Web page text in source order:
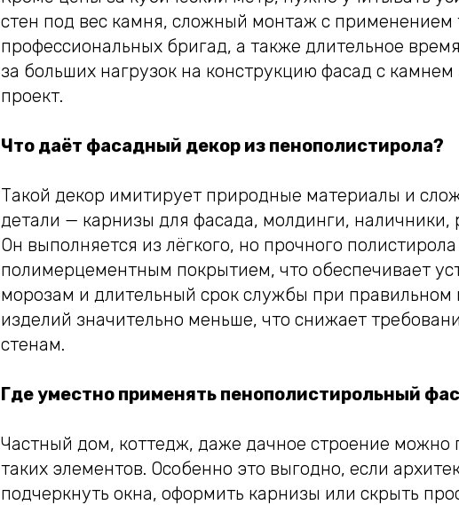
стен под вес камня, сложный монтаж с применением
профессиональных бригад, а также длительное
за больших нагрузок на конструкцию фасад с
проект.
Что даёт фасадный декор из пенополистирола?
Такой декор имитирует природные материалы и
детали — карнизы для фасада, молдинги, наличники,
Он выполняется из лёгкого, но прочного
полимерцементным покрытием, что обеспечивает
морозам и длительный срок службы при
изделий значительно меньше, что снижает
стенам.
Где уместно применять пенополистирольный
Частный дом, коттедж, даже дачное строение можно
таких элементов. Особенно это выгодно, если
подчеркнуть окна, оформить карнизы или скрыть